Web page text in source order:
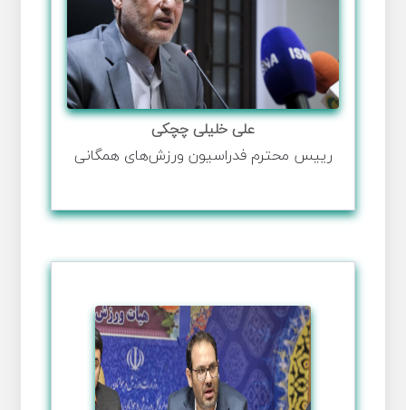
علی خلیلی چچکی
رییس محترم فدراسیون ورزش‌های همگانی